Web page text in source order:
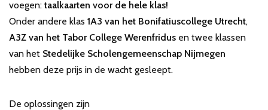
voegen:taalkaarten voor de hele klas!
Onder andere klas 1A3 van het Bonifatiuscollege Utrecht,
A3Z van het Tabor College Werenfridus en twee klassen
van het Stedelijke Scholengemeenschap Nijmegen
hebben deze prijs in de wacht gesleept.
De oplossingen zijn